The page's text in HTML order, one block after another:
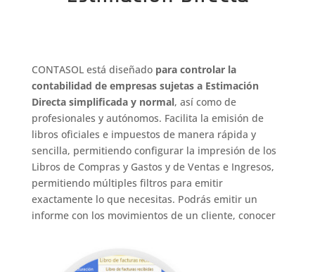
CONTASOL está diseñado para controlar la
contabilidad de empresas sujetas a Estimación
Directa simplificada y normal, así como de
profesionales y autónomos. Facilita la emisión de
libros oficiales e impuestos de manera rápida y
sencilla, permitiendo configurar la impresión de los
Libros de Compras y Gastos y de Ventas e Ingresos,
permitiendo múltiples filtros para emitir
exactamente lo que necesitas. Podrás emitir un
informe con los movimientos de un cliente, conocer